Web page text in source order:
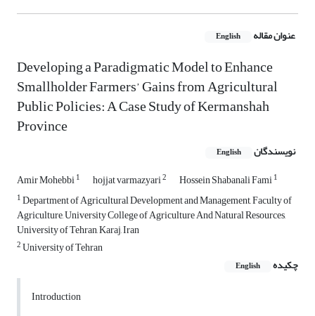
عنوان مقاله English
Developing a Paradigmatic Model to Enhance
Smallholder Farmers’ Gains from Agricultural
Public Policies: A Case Study of Kermanshah
Province
نویسندگان English
Amir Mohebbi1 hojjat varmazyari2 Hossein Shabanali Fami1
1Department of Agricultural Development and Management, Faculty of
Agriculture, University College of Agriculture And Natural Resources,
University of Tehran, Karaj, Iran
2University of Tehran
چکیده
English
Introduction